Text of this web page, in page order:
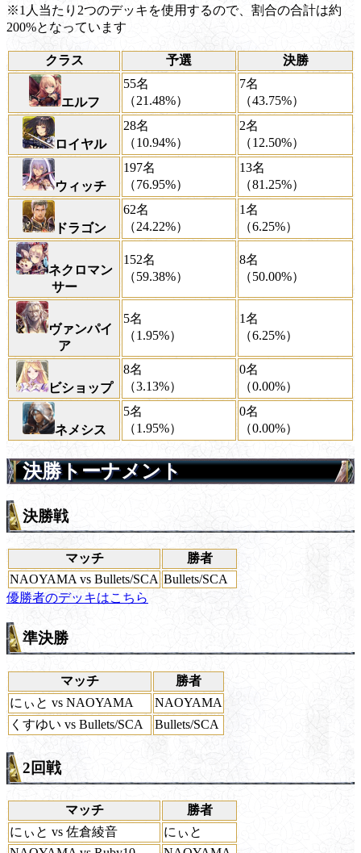
※1人当たり2つのデッキを使用するので、割合の合計は約
200%となっています
クラス 予選 決勝
エルフ
55名
（21.48%）
7名
（43.75%）
ロイヤル
28名
（10.94%）
2名
（12.50%）
ウィッチ
197名
（76.95%）
13名
（81.25%）
ドラゴン
62名
（24.22%）
1名
（6.25%）
ネクロマン
サー
152名
（59.38%）
8名
（50.00%）
ヴァンパイ
ア
5名
（1.95%）
1名
（6.25%）
ビショップ
8名
（3.13%）
0名
（0.00%）
ネメシス
5名
（1.95%）
0名
（0.00%）
決勝トーナメント
決勝戦
マッチ
勝者
NAOYAMA vs Bullets/SCA Bullets/SCA
優勝者のデッキはこちら
準決勝
マッチ
勝者
にぃと vs NAOYAMA
NAOYAMA
くすゆい vs Bullets/SCA
Bullets/SCA
2回戦
マッチ
勝者
にぃと vs 佐倉綾音
にぃと